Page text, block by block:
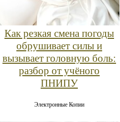
Как резкая смена погоды
обрушивает силы и
вызывает головную боль:
разбор от учёного
ПНИПУ
Электронные Копии